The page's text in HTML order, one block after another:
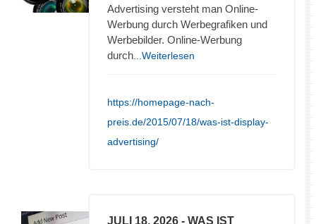
Advertising versteht man Online-
Werbung durch Werbegrafiken und
Werbebilder. Online-Werbung
durch ...Weiterlesen
https://homepage-nach-
preis.de/2015/07/18/was-ist-display-
advertising/
JULI 18, 2026 - WAS IST